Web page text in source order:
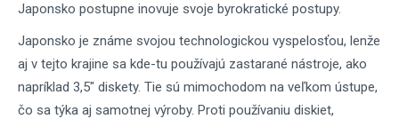
Japonsko postupne inovuje svoje byrokratické postupy.
Japonsko je známe svojou technologickou vyspelosťou, lenže
aj v tejto krajine sa kde-tu používajú zastarané nástroje, ako
napríklad 3,5" diskety. Tie sú mimochodom na veľkom ústupe,
čo sa týka aj samotnej výroby. Proti používaniu diskiet,